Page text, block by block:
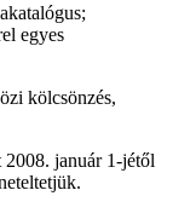
egyes
kölcsönzés,
2008. január 1-jétől